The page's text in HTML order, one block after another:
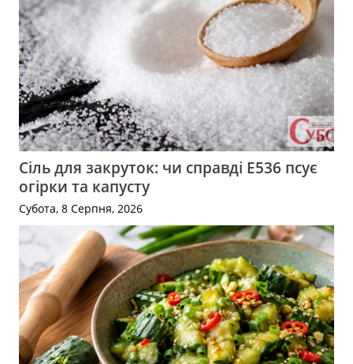
Сіль для закруток: чи справді Е536 псує
огірки та капусту
Субота, 8 Серпня, 2026